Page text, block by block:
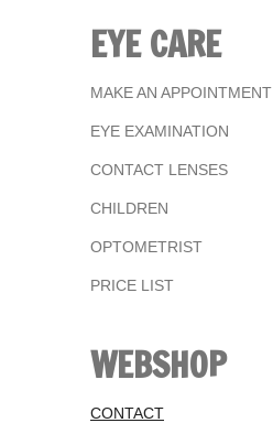
EYE CARE
MAKE AN APPOINTMENT
EYE EXAMINATION
CONTACT LENSES
CHILDREN
OPTOMETRIST
PRICE LIST
WEBSHOP
CONTACT